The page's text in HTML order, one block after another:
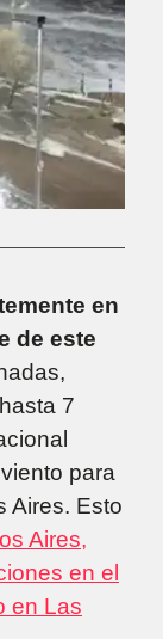
en
de este
7
para
Aires. Esto
Aires,
en el
en Las